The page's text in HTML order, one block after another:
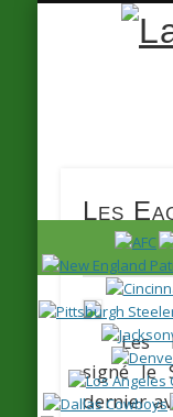
Les
Les
signé le
dernier